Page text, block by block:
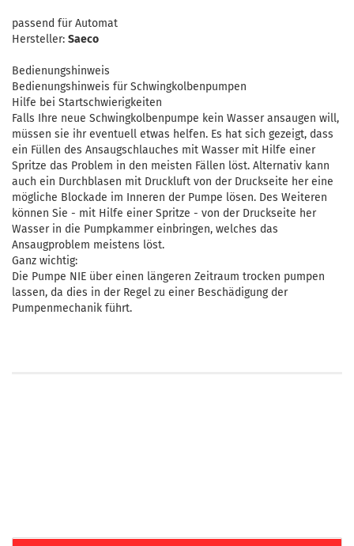
passend für Automat
Hersteller: Saeco
Bedienungshinweis
Bedienungshinweis für Schwingkolbenpumpen
Hilfe bei Startschwierigkeiten
Falls Ihre neue Schwingkolbenpumpe kein Wasser ansaugen will,
müssen sie ihr eventuell etwas helfen. Es hat sich gezeigt, dass
ein Füllen des Ansaugschlauches mit Wasser mit Hilfe einer
Spritze das Problem in den meisten Fällen löst. Alternativ kann
auch ein Durchblasen mit Druckluft von der Druckseite her eine
mögliche Blockade im Inneren der Pumpe lösen. Des Weiteren
können Sie - mit Hilfe einer Spritze - von der Druckseite her
Wasser in die Pumpkammer einbringen, welches das
Ansaugproblem meistens löst.
Ganz wichtig:
Die Pumpe NIE über einen längeren Zeitraum trocken pumpen
lassen, da dies in der Regel zu einer Beschädigung der
Pumpenmechanik führt.